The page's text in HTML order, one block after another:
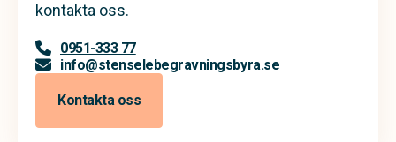
kontakta oss.
0951-333 77
info@stenselebegravningsbyra.se
Kontakta oss